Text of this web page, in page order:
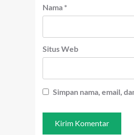
Nama *
Situs Web
Simpan nama, email,